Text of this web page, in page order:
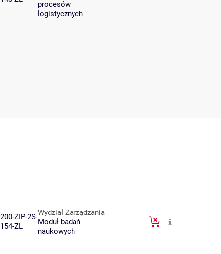
procesów
logistycznych
200-ZIP-2S-
154-ZL
Wydział Zarządzania
Moduł badań
naukowych